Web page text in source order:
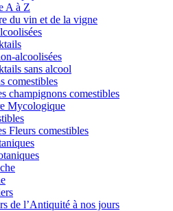
A à Z
du vin et de la vigne
alcoolisées
sans alcool
comestibles
champignons comestibles
Mycologique
Fleurs comestibles
de l’Antiquité à nos jours